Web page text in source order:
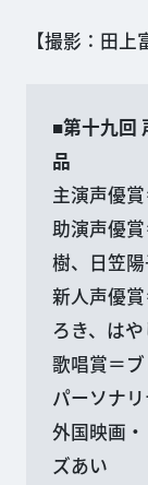
【撮影：田
■第十九回
品
主演声優
助演声優
樹、日笠
新人声優
ろき、は
歌唱賞＝ブ
パーソナ
外国映画
ズあい